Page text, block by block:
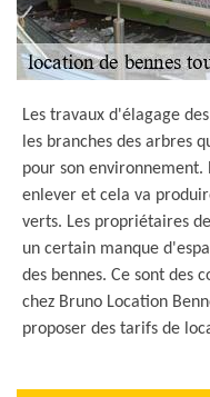
Les travaux d'élagage
les branches des arbres
pour son environnement.
enlever et cela va
verts. Les propriétaires
un certain manque
des bennes. Ce sont des
chez Bruno Location
proposer des tarifs de